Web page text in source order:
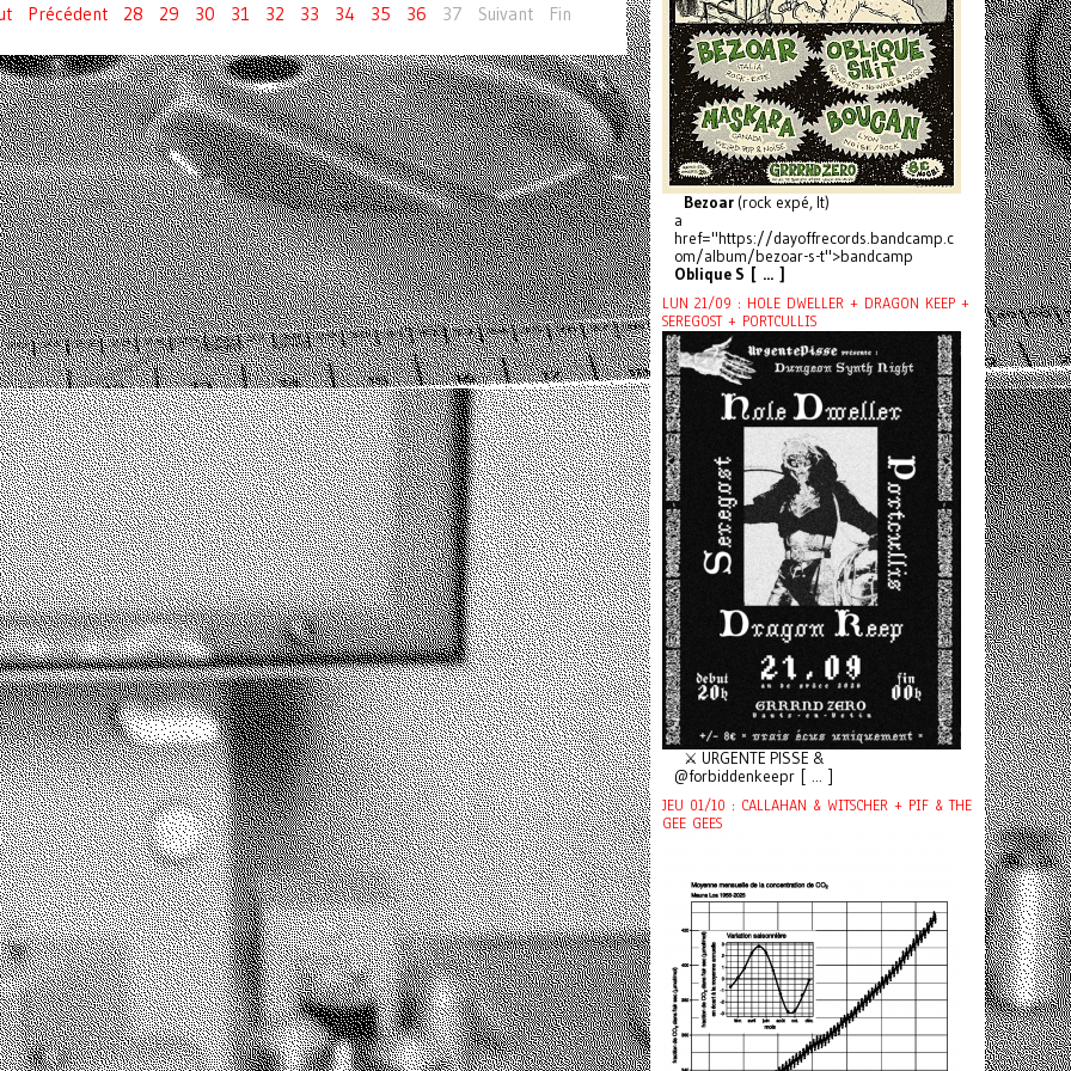
Précédent 28 29 30 31 32 33 34 35 36 37 Suivant Fin
Bezoar (rock expé, It)
a
href="https://dayoffrecords.bandcamp.c
om/album/bezoar-s-t">bandcamp
Oblique S [ ... ]
LUN 21/09 : HOLE DWELLER + DRAGON KEEP +
SEREGOST + PORTCULLIS
⚔️ URGENTE PISSE &
@forbiddenkeepr [ ... ]
JEU 01/10 : CALLAHAN & WITSCHER + PIF & THE
GEE GEES